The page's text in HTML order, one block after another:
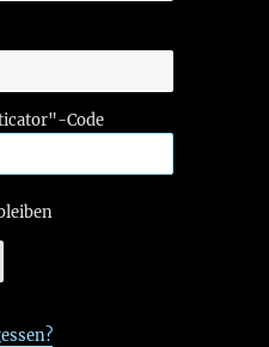
Code